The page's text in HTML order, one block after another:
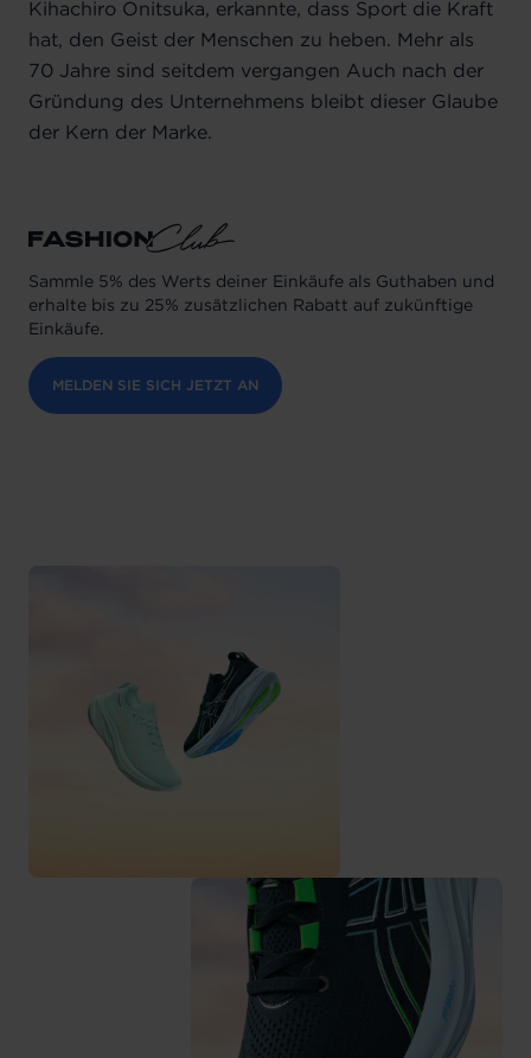
Kihachiro Onitsuka, erkannte, dass Sport die Kraft
hat, den Geist der Menschen zu heben. Mehr als
70 Jahre sind seitdem vergangen Auch nach der
Gründung des Unternehmens bleibt dieser Glaube
der Kern der Marke.
Sammle 5% des Werts deiner Einkäufe als Guthaben und
erhalte bis zu 25% zusätzlichen Rabatt auf zukünftige
Einkäufe.
MELDEN SIE SICH JETZT AN